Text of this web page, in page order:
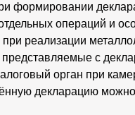
формировании
операций и
при реализации
с
орган при
декларацию